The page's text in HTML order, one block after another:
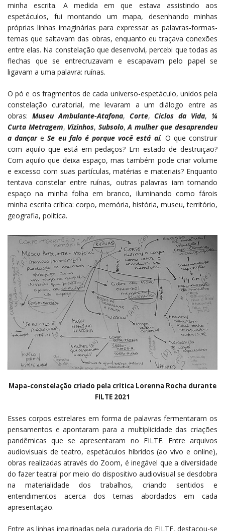
minha escrita. A medida em que estava assistindo aos
espetáculos, fui montando um mapa, desenhando minhas
próprias linhas imaginárias para expressar as palavras-formas-
temas que saltavam das obras, enquanto eu traçava conexões
entre elas. Na constelação que desenvolvi, percebi que todas as
flechas que se entrecruzavam e escapavam pelo papel se
ligavam a uma palavra: ruínas.
O pó e os fragmentos de cada universo-espetáculo, unidos pela
constelação curatorial, me levaram a um diálogo entre as
obras: Museu Ambulante-Atafona, Corte,Ciclos da Vida, ¼
Curta Metragem, Vizinhos, Subsolo,A mulher que desaprendeu
a dançareSe eu falo é porque você está aí. O que construir
com aquilo que está em pedaços? Em estado de destruição?
Com aquilo que deixa espaço, mas também pode criar volume
e excesso com suas partículas, matérias e materiais? Enquanto
tentava constelar entre ruínas, outras palavras iam tomando
espaço na minha folha em branco, iluminando como fárois
minha escrita crítica: corpo, memória, história, museu, território,
geografia, política.
Mapa-constelação criado pela crítica Lorenna Rocha durante
FILTE 2021
Esses corpos estrelares em forma de palavras fermentaram os
pensamentos e apontaram para a multiplicidade das criações
pandêmicas que se apresentaram no FILTE. Entre arquivos
audiovisuais de teatro, espetáculos híbridos (ao vivo e online),
obras realizadas através do Zoom, é inegável que a diversidade
do fazer teatral por meio do dispositivo audiovisual se desdobra
na materialidade dos trabalhos, criando sentidos e
entendimentos acerca dos temas abordados em cada
apresentação.
Entre as linhas imaginadas pela curadoria do FILTE, destacou-se